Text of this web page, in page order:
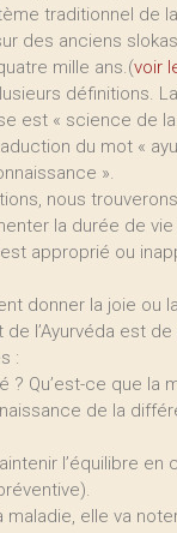
traditionnel de
des anciens
mille ans.(voir
définitions.
est « science de la
du mot «
».
nous
la durée de vie
approprié ou
donner la joie ou
l’Ayurvéda est
:
? Qu’est-ce que la
de la
l’équilibre
maladie, elle va